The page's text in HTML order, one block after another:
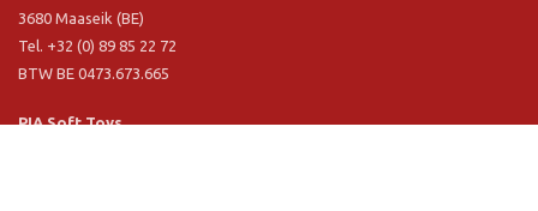
3680 Maaseik (BE)
Tel. +32 (0) 89 85 22 72
BTW BE 0473.673.665
PIA Soft Toys